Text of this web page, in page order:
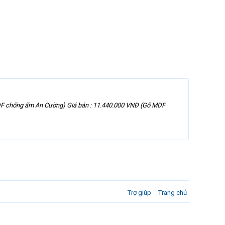
chống ẩm An Cường) Giá bán : 11.440.000 VNĐ (Gỗ MDF
Trợ giúp Trang chủ